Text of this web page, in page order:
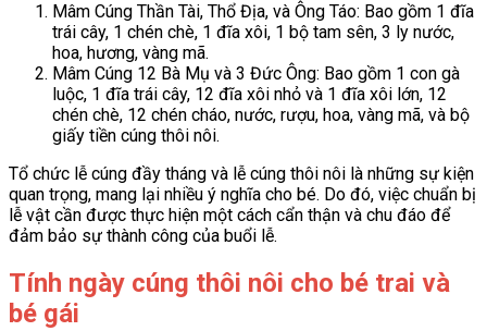
Mâm Cúng Thần Tài, Thổ Địa, và Ông Táo: Bao gồm 1 đĩa
trái cây, 1 chén chè, 1 đĩa xôi, 1 bộ tam sên, 3 ly nước,
hoa, hương, vàng mã.
Mâm Cúng 12 Bà Mụ và 3 Đức Ông: Bao gồm 1 con gà
luộc, 1 đĩa trái cây, 12 đĩa xôi nhỏ và 1 đĩa xôi lớn, 12
chén chè, 12 chén cháo, nước, rượu, hoa, vàng mã, và bộ
giấy tiền cúng thôi nôi.
Tổ chức lễ cúng đầy tháng và lễ cúng thôi nôi là những sự kiện
quan trọng, mang lại nhiều ý nghĩa cho bé. Do đó, việc chuẩn bị
lễ vật cần được thực hiện một cách cẩn thận và chu đáo để
đảm bảo sự thành công của buổi lễ.
Tính ngày cúng thôi nôi cho bé trai và
bé gái